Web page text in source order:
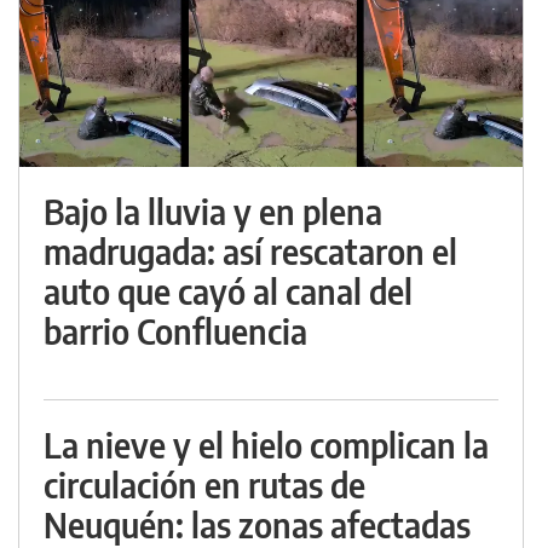
Bajo la lluvia y en plena
madrugada: así rescataron el
auto que cayó al canal del
barrio Confluencia
La nieve y el hielo complican la
circulación en rutas de
Neuquén: las zonas afectadas